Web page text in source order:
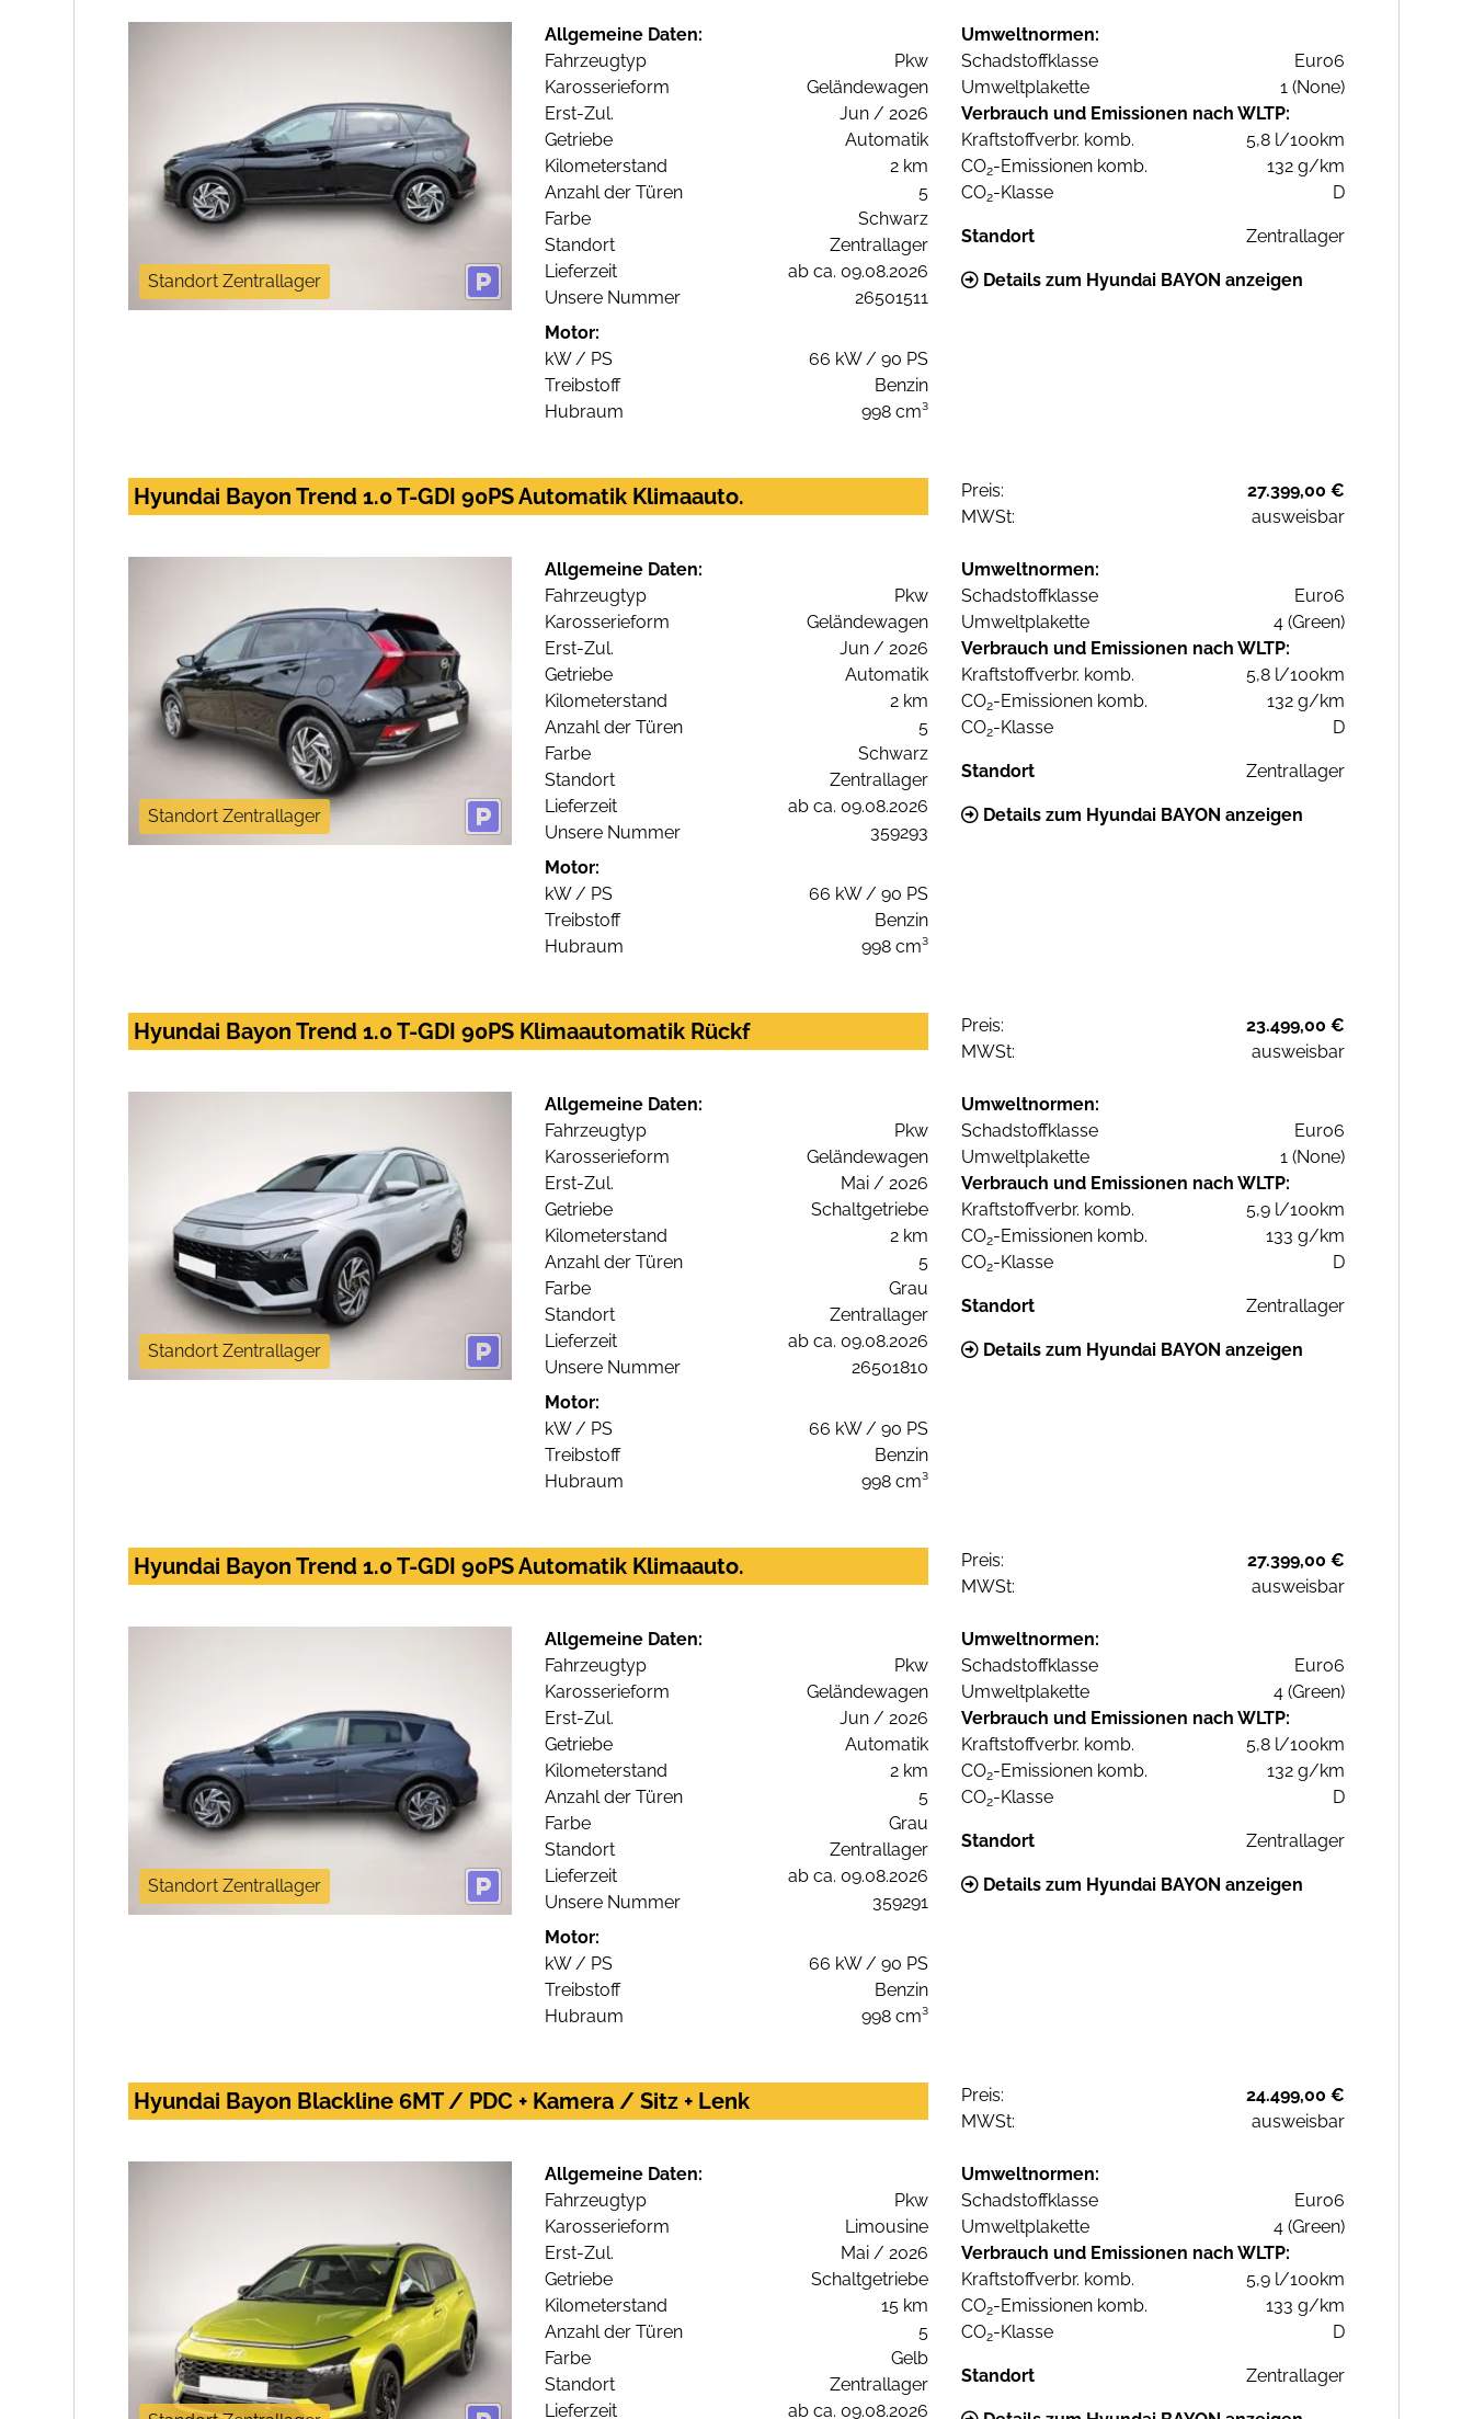
Standort Zentrallager
Allgemeine Daten:
Fahrzeugtyp
Pkw
Karosserieform
Geländewagen
Erst-Zul.
Jun / 2026
Getriebe
Automatik
Kilometerstand
2 km
Anzahl der Türen
5
Farbe
Schwarz
Standort
Zentrallager
Lieferzeit
ab ca. 09.08.2026
Unsere Nummer
26501511
Motor:
kW / PS
66 kW / 90 PS
Treibstoff
Benzin
Hubraum
998 cm³
Umweltnormen:
Schadstoffklasse
Euro6
Umweltplakette
1 (None)
Verbrauch und Emissionen nach WLTP:
Kraftstoffverbr. komb.
5,8 l/100km
CO2-Emissionen komb.
132 g/km
CO2-Klasse D
Standort Zentrallager
Details zum Hyundai BAYON anzeigen
Hyundai Bayon Trend 1.0 T-GDI 90PS Automatik Klimaauto. Preis:
27.399,00 €
MWSt:
ausweisbar
Standort Zentrallager
Allgemeine Daten:
Fahrzeugtyp
Pkw
Karosserieform
Geländewagen
Erst-Zul.
Jun / 2026
Getriebe
Automatik
Kilometerstand
2 km
Anzahl der Türen
5
Farbe
Schwarz
Standort
Zentrallager
Lieferzeit
ab ca. 09.08.2026
Unsere Nummer
359293
Motor:
kW / PS
66 kW / 90 PS
Treibstoff
Benzin
Hubraum
998 cm³
Umweltnormen:
Schadstoffklasse
Euro6
Umweltplakette
4 (Green)
Verbrauch und Emissionen nach WLTP:
Kraftstoffverbr. komb.
5,8 l/100km
CO2-Emissionen komb.
132 g/km
CO2-Klasse D
Standort Zentrallager
Details zum Hyundai BAYON anzeigen
Hyundai Bayon Trend 1.0 T-GDI 90PS Klimaautomatik Rückf Preis:
23.499,00 €
MWSt:
ausweisbar
Standort Zentrallager
Allgemeine Daten:
Fahrzeugtyp
Pkw
Karosserieform
Geländewagen
Erst-Zul.
Mai / 2026
Getriebe
Schaltgetriebe
Kilometerstand
2 km
Anzahl der Türen
5
Farbe
Grau
Standort
Zentrallager
Lieferzeit
ab ca. 09.08.2026
Unsere Nummer
26501810
Motor:
kW / PS
66 kW / 90 PS
Treibstoff
Benzin
Hubraum
998 cm³
Umweltnormen:
Schadstoffklasse
Euro6
Umweltplakette
1 (None)
Verbrauch und Emissionen nach WLTP:
Kraftstoffverbr. komb.
5,9 l/100km
CO2-Emissionen komb.
133 g/km
CO2-Klasse D
Standort Zentrallager
Details zum Hyundai BAYON anzeigen
Hyundai Bayon Trend 1.0 T-GDI 90PS Automatik Klimaauto. Preis:
27.399,00 €
MWSt:
ausweisbar
Standort Zentrallager
Allgemeine Daten:
Fahrzeugtyp
Pkw
Karosserieform
Geländewagen
Erst-Zul.
Jun / 2026
Getriebe
Automatik
Kilometerstand
2 km
Anzahl der Türen
5
Farbe
Grau
Standort
Zentrallager
Lieferzeit
ab ca. 09.08.2026
Unsere Nummer
359291
Motor:
kW / PS
66 kW / 90 PS
Treibstoff
Benzin
Hubraum
998 cm³
Umweltnormen:
Schadstoffklasse
Euro6
Umweltplakette
4 (Green)
Verbrauch und Emissionen nach WLTP:
Kraftstoffverbr. komb.
5,8 l/100km
CO2-Emissionen komb.
132 g/km
CO2-Klasse D
Standort Zentrallager
Details zum Hyundai BAYON anzeigen
Hyundai Bayon Blackline 6MT / PDC + Kamera / Sitz + Lenk Preis:
24.499,00 €
MWSt:
ausweisbar
Allgemeine Daten:
Fahrzeugtyp
Pkw
Karosserieform
Limousine
Erst-Zul.
Mai / 2026
Getriebe
Schaltgetriebe
Kilometerstand
15 km
Anzahl der Türen
5
Farbe
Gelb
Standort
Zentrallager
Lieferzeit
ab ca. 09.08.2026
Umweltnormen:
Schadstoffklasse
Euro6
Umweltplakette
4 (Green)
Verbrauch und Emissionen nach WLTP:
Kraftstoffverbr. komb.
5,9 l/100km
CO2-Emissionen komb.
133 g/km
CO2-Klasse D
Standort Zentrallager